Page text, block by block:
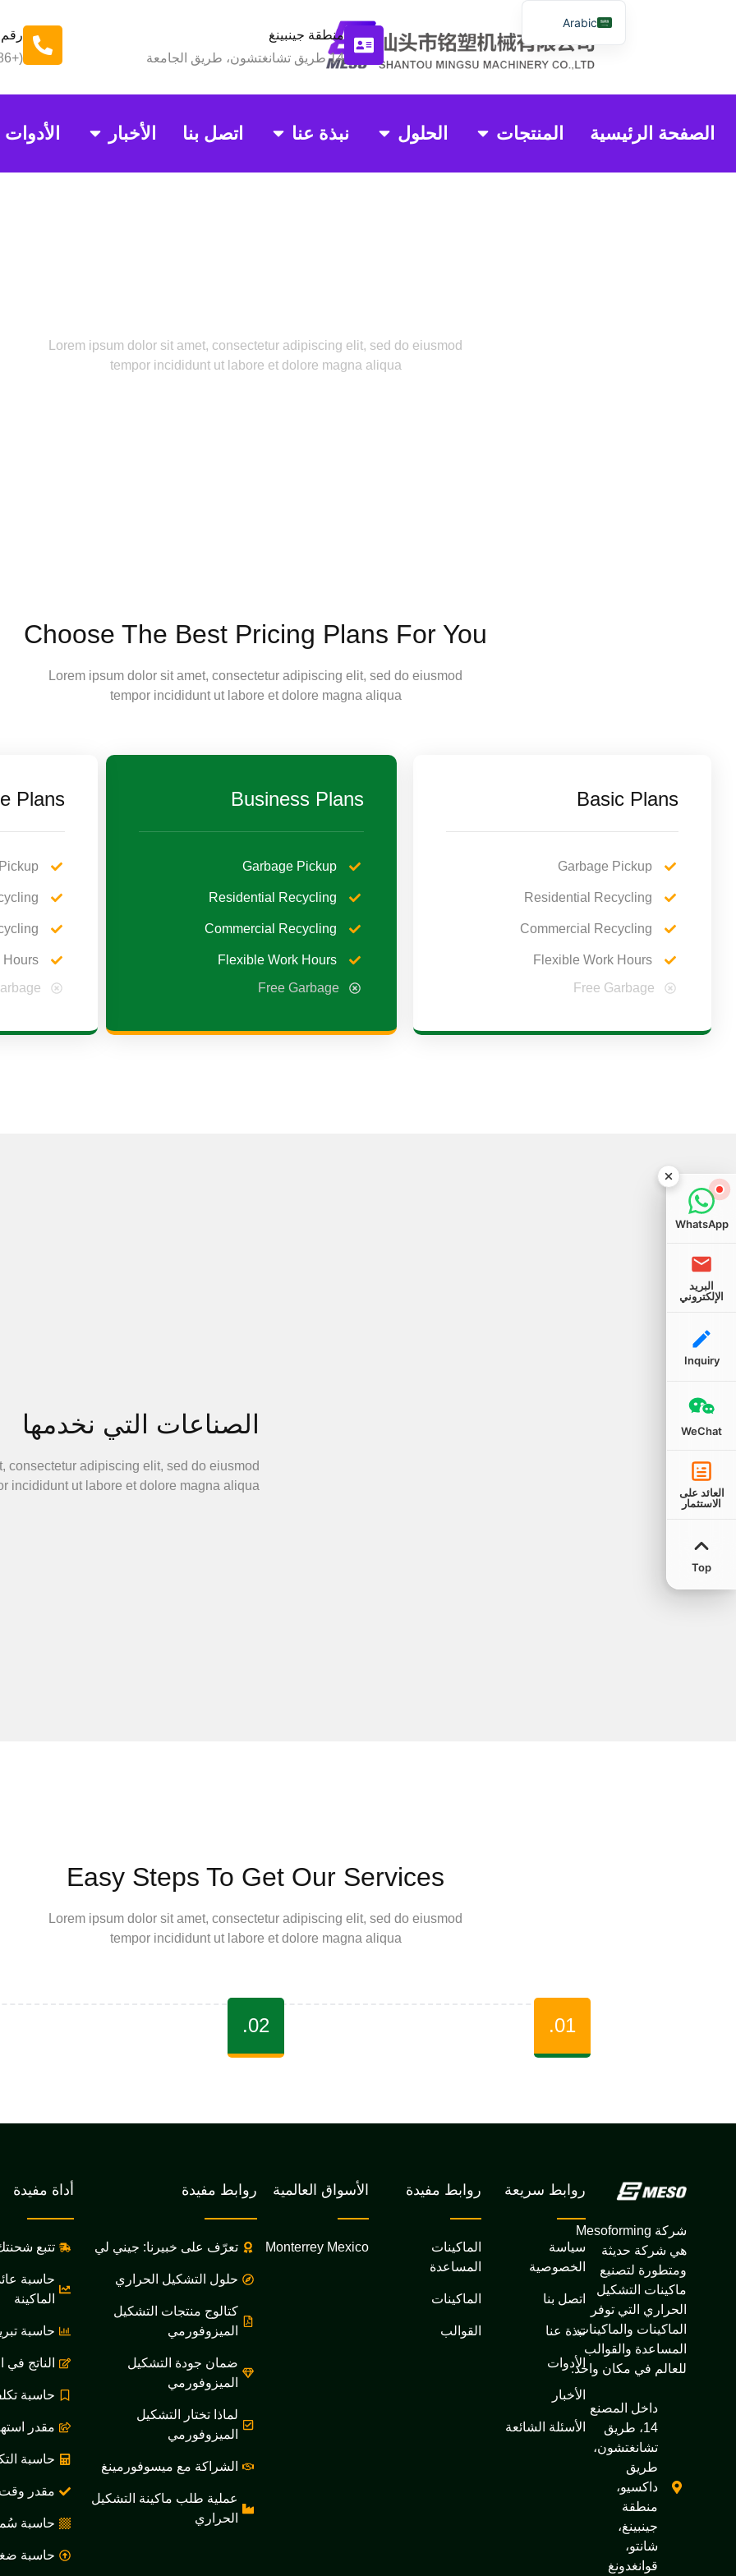
منطقة جينبينغ
14 طريق تشانغتشون، طريق الجامعة
رقم
(+86)18025612076
الصفحة الرئيسية المنتجات الحلول نبذة عنا اتصل بنا الأخبار الأدوات
Lorem ipsum dolor sit amet, consectetur adipiscing elit, sed do eiusmod
tempor incididunt ut labore et dolore magna aliqua
Choose The Best Pricing Plans For You
Lorem ipsum dolor sit amet, consectetur adipiscing elit, sed do eiusmod
tempor incididunt ut labore et dolore magna aliqua
Basic Plans
Garbage Pickup
Residential Recycling
Commercial Recycling
Flexible Work Hours
Free Garbage
Business Plans
Garbage Pickup
Residential Recycling
Commercial Recycling
Flexible Work Hours
Free Garbage
Plans
Hours
الصناعات التي نخدمها
consectetur adipiscing elit, sed do eiusmod
incididunt ut labore et dolore magna aliqua.
Easy Steps To Get Our Services
Lorem ipsum dolor sit amet, consectetur adipiscing elit, sed do eiusmod
tempor incididunt ut labore et dolore magna aliqua
01.
02.
WhatsApp
البريد
الإلكتروني
Inquiry
WeChat
العائد على
الاستثمار
Top
شركة Mesoforming
هي شركة حديثة
ومتطورة لتصنيع
ماكينات التشكيل
الحراري التي توفر
الماكينات والماكينات
المساعدة والقوالب
للعالم في مكان واحد.
داخل المصنع
14، طريق
تشانغتشون،
طريق
داكسيو،
منطقة
جينبينغ،
شانتو،
قوانغدونغ
روابط سريعة
سياسة
الخصوصية
اتصل بنا
نبذة عنا
الأدوات
الأخبار
الأسئلة الشائعة
روابط مفيدة
الماكينات
المساعدة
الماكينات
القوالب
الأسواق العالمية
Monterrey Mexico
روابط مفيدة
تعرّف على خبيرنا: جيني لي
حلول التشكيل الحراري
كتالوج منتجات التشكيل
الميزوفورمي
ضمان جودة التشكيل
الميزوفورمي
لماذا تختار التشكيل
الميزوفورمي
الشراكة مع ميسوفورمينغ
عملية طلب ماكينة التشكيل
الحراري
أداة مفيدة
تتبع
حاسبة
الماكينة
حاسبة
الناتج في
حاسبة
مقدر
حاسبة
مقدر وقت
حاسبة
حاسبة
Arabic
English
Portuguese